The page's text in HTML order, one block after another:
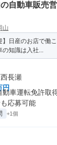
自動車販売
山
】日産のお店で働
知識は入社...
長瀬
円
車運転免許取
応募可能
+1個